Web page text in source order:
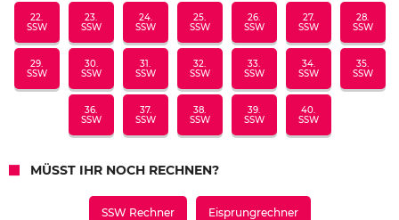
22.
SSW
23.
SSW
24.
SSW
25.
SSW
26.
SSW
27.
SSW
28.
SSW
29.
SSW
30.
SSW
31.
SSW
32.
SSW
33.
SSW
34.
SSW
35.
SSW
36.
SSW
37.
SSW
38.
SSW
39.
SSW
40.
SSW
MÜSST IHR NOCH RECHNEN?
SSW Rechner Eisprungrechner